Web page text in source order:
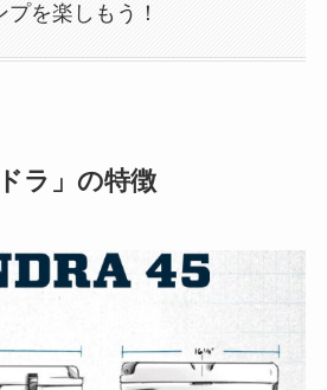
を楽しもう！
ラ」の特徴